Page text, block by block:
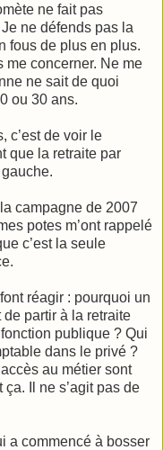
ne fait pas
ne défends pas la
fous de plus en plus.
me concerner. Ne me
ne sait de quoi
ou 30 ans.
c’est de voir le
que la retraite par
campagne de 2007
potes m’ont rappelé
c’est la seule
réagir : pourquoi un
partir à la retraite
publique ? Qui
dans le privé ?
au métier sont
Il ne s’agit pas de
a commencé à bosser